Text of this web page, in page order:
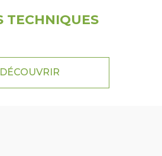
TECHNIQUES
DÉCOUVRIR